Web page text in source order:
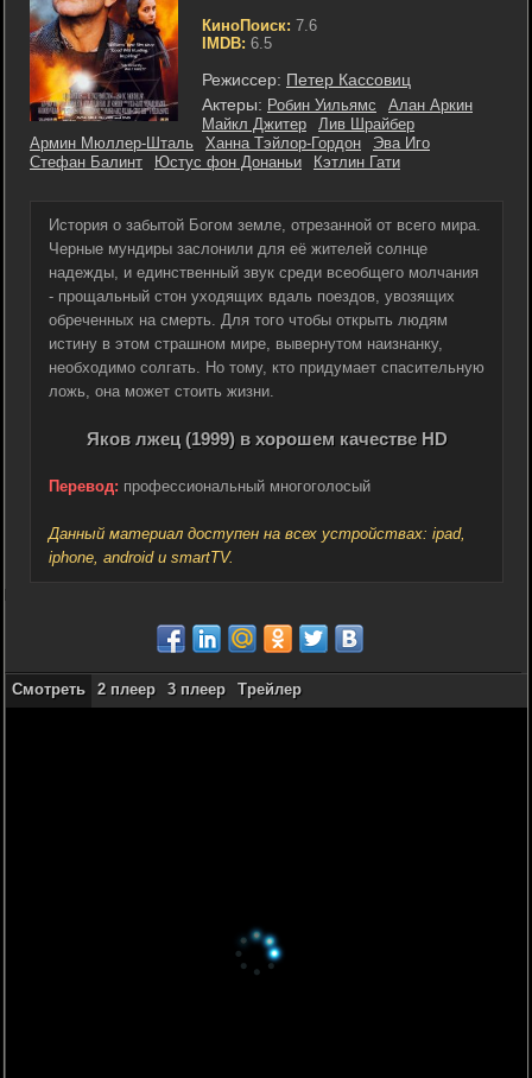
КиноПоиск: 7.6
IMDB: 6.5
Режиссер: Петер Кассовиц
Актеры: Робин Уильямс
Алан Аркин
Майкл Джитер
Лив Шрайбер
Армин Мюллер-Шталь
Ханна Тэйлор-Гордон
Эва Иго
Стефан Балинт
Юстус фон Донаньи Кэтлин Гати
История о забытой Богом земле, отрезанной от всего мира.
Черные мундиры заслонили для её жителей солнце
надежды, и единственный звук среди всеобщего молчания
- прощальный стон уходящих вдаль поездов, увозящих
обреченных на смерть. Для того чтобы открыть людям
истину в этом страшном мире, вывернутом наизнанку,
необходимо солгать. Но тому, кто придумает спасительную
ложь, она может стоить жизни.
Яков лжец (1999) в хорошем качестве HD
Перевод: профессиональный многоголосый
Данный материал доступен на всех устройствах: ipad,
iphone, android и smartTV.
Смотреть 2 плеер 3 плеер Трейлер